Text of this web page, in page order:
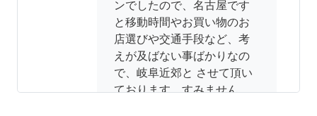
ンでしたので、名古屋です
と移動時間やお買い物のお
店選びや交通手段など、考
えが及ばない事ばかりなの
で、岐阜近郊と させて頂い
ております。すみません